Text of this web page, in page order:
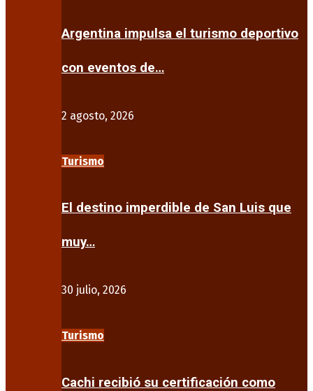
Argentina impulsa el turismo deportivo
con eventos de…
2 agosto, 2026
Turismo
El destino imperdible de San Luis que
muy…
30 julio, 2026
Turismo
Cachi recibió su certificación como